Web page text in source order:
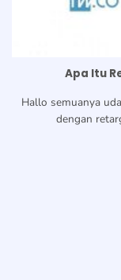
Apa Itu
Hallo semuanya
dengan